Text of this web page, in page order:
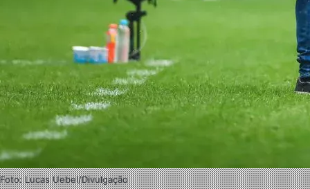
Foto: Lucas Uebel/Divulgação